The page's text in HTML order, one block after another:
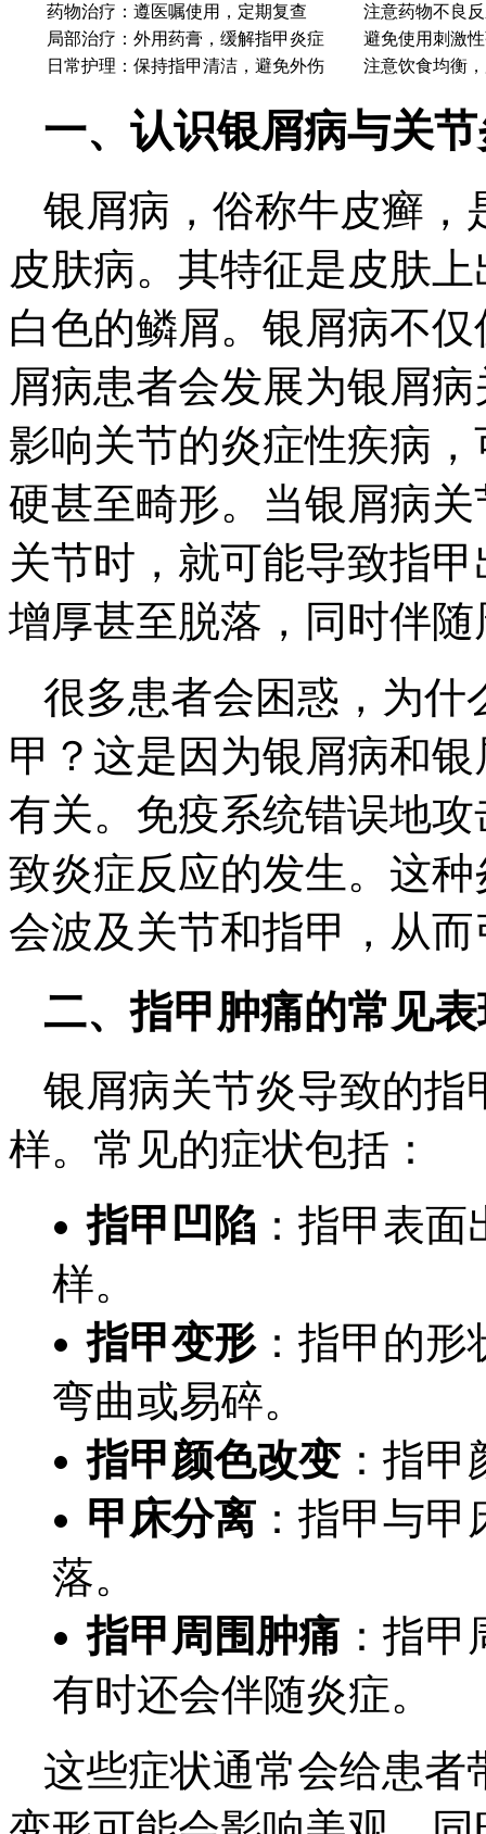
药物治疗：遵医嘱使用，定期复查
注意药物不良
局部治疗：外用药膏，缓解指甲炎症
避免使用刺激
日常护理：保持指甲清洁，避免外伤
注意饮食均衡
一、认识银屑病与关
银屑病，俗称牛皮癣，
皮肤病。其特征是皮肤
白色的鳞屑。银屑病不
屑病患者会发展为银屑
影响关节的炎症性疾病
硬甚至畸形。当银屑病
关节时，就可能导致指
增厚甚至脱落，同时伴
很多患者会困惑，为什
甲？这是因为银屑病和
有关。免疫系统错误地
致炎症反应的发生。这
会波及关节和指甲，从
二、指甲肿痛的常见
银屑病关节炎导致的指
样。常见的症状包括：
指甲凹陷 ：指甲表
样。
指甲变形：指甲的形
弯曲或易碎。
指甲颜色改变：指甲
甲床分离 ：指甲与
落。
指甲周围肿痛 ：指
有时还会伴随炎症。
这些症状通常会给患者